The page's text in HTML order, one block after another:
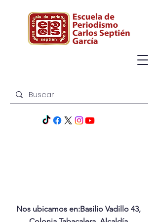
Nos ubicamos en:Basilio Vadillo 43,